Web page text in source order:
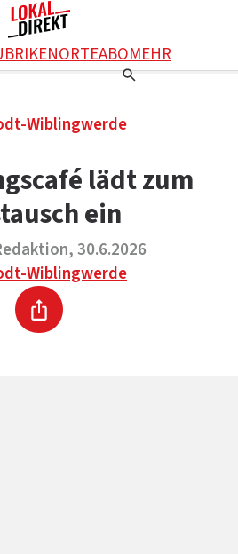
ORTEABOMEHR
Wiblingwerde
lädt zum
ein
30.6.2026
Wiblingwerde